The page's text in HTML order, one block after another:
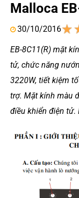
Malloca
30/10/2016
EB-8C11(R) mặt
tử, chức năng
3220W, tiết kiệm
trợ. Mặt kính màu
điều khiển điện tử.